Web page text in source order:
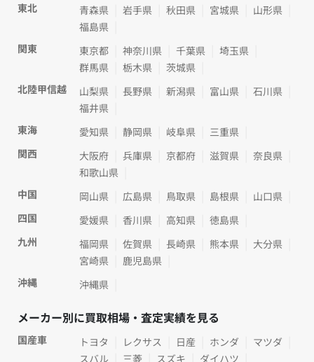
東北
青森県 岩手県 秋田県 宮城県
山形県
福島県
関東
東京都 神奈川県 千葉県
埼玉県
群馬県
栃木県
茨城県
北陸甲信越
山梨県 長野県 新潟県 富山県
石川県
福井県
東海
愛知県 静岡県 岐阜県
三重県
関西
大阪府 兵庫県 京都府 滋賀県
奈良県
和歌山県
中国
岡山県 広島県 鳥取県 島根県
山口県
四国
愛媛県 香川県 高知県
徳島県
九州
福岡県 佐賀県 長崎県 熊本県
大分県
宮崎県
鹿児島県
沖縄
沖縄県
メーカー別に買取相場・査定実績を見る
国産車 トヨタ レクサス 日産 ホンダ
マツダ
スバル
三菱 スズキ ダイハツ